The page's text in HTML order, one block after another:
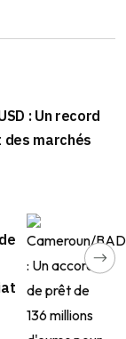
: Un record
des marchés